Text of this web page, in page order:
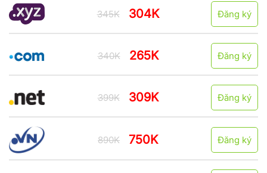
345K 304K Đăng ký
340K 265K Đăng ký
399K 309K Đăng ký
890K 750K Đăng ký